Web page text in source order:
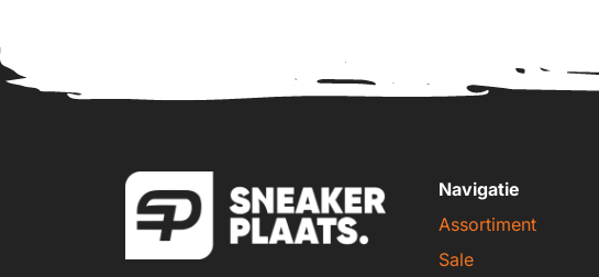
Navigatie
Assortiment
Sale